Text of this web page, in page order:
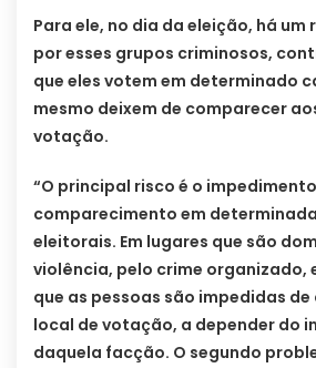
Para ele, no dia da eleição, há um
por esses grupos criminosos,
que eles votem em determinado
mesmo deixem de comparecer
votação.
“O principal risco é o
comparecimento em
eleitorais. Em lugares que são
violência, pelo crime organizado,
que as pessoas são impedidas
local de votação, a depender do
daquela facção. O segundo